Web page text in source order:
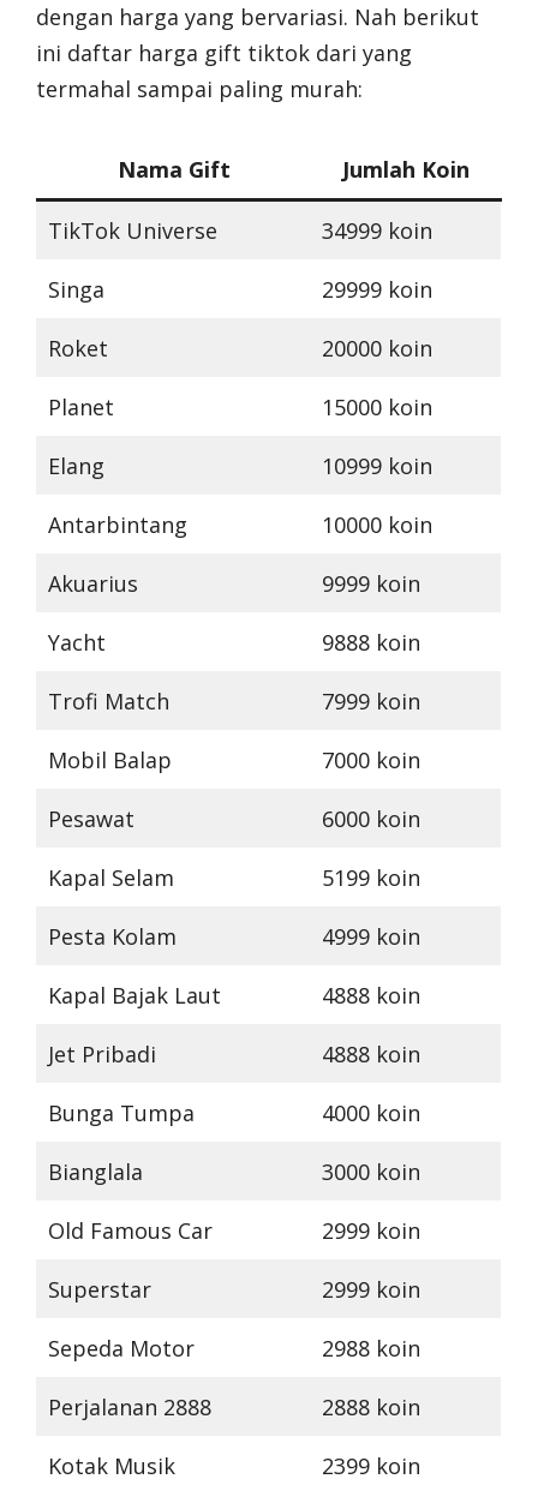
dengan harga yang bervariasi. Nah berikut
ini daftar harga gift tiktok dari yang
termahal sampai paling murah:
Nama Gift Jumlah Koin
TikTok Universe 34999 koin
Singa 29999 koin
Roket 20000 koin
Planet 15000 koin
Elang 10999 koin
Antarbintang 10000 koin
Akuarius 9999 koin
Yacht 9888 koin
Trofi Match 7999 koin
Mobil Balap 7000 koin
Pesawat 6000 koin
Kapal Selam 5199 koin
Pesta Kolam 4999 koin
Kapal Bajak Laut 4888 koin
Jet Pribadi 4888 koin
Bunga Tumpa 4000 koin
Bianglala 3000 koin
Old Famous Car 2999 koin
Superstar 2999 koin
Sepeda Motor 2988 koin
Perjalanan 2888 2888 koin
Kotak Musik 2399 koin